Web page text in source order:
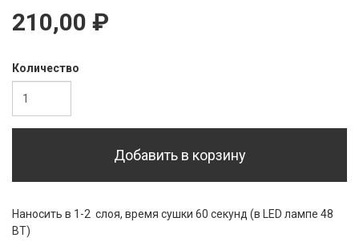
210,00 ₽
Количество
Добавить в корзину
Наносить в 1-2 слоя, время сушки 60 секунд (в LED лампе 48
ВТ)